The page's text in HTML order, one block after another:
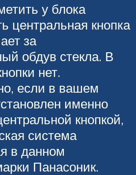
у блока
центральная кнопка
за
обдув стекла. В
нет.
если в вашем
именно
кнопкой,
система
в данном
Панасоник.